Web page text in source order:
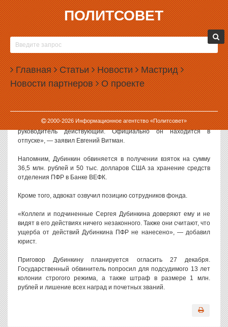
ПОЛИТСОВЕТ
Главная Статьи Новости Мастрид
Новости партнеров О проекте
2000-2026Информационное агентство «Политсовет»
22.12.2011, 11:51
ОТПУСК СЕРГЕЯ ДУБИНКИНА В СИЗО ДЛИТСЯ
УЖЕ 2 ГОДА
Пребывающий уже два года в СИЗО Сергей Дубинкин
официально находится в отпуске. Об этом заявил в ходе пресс-
конференции его адвокат.
«Он не является бывшим руководителем свердловского
отделения Пенсионного фонда России. Сергей Дубинкин —
руководитель действующий. Официально он находится в
отпуске», — заявил Евгений Витман.
Напомним, Дубинкин обвиняется в получении взяток на сумму
36,5 млн. рублей и 50 тыс. долларов США за хранение средств
отделения ПФР в Банке ВЕФК.
Кроме того, адвокат озвучил позицию сотрудников фонда.
«Коллеги и подчиненные Сергея Дубинкина доверяют ему и не
видят в его действиях ничего незаконного. Также они считают, что
ущерба от действий Дубинкина ПФР не нанесено», — добавил
юрист.
Приговор Дубинкину планируется огласить 27 декабря.
Государственный обвинитель попросил для подсудимого 13 лет
колонии строгого режима, а также штраф в размере 1 млн.
рублей и лишение всех наград и почетных званий.